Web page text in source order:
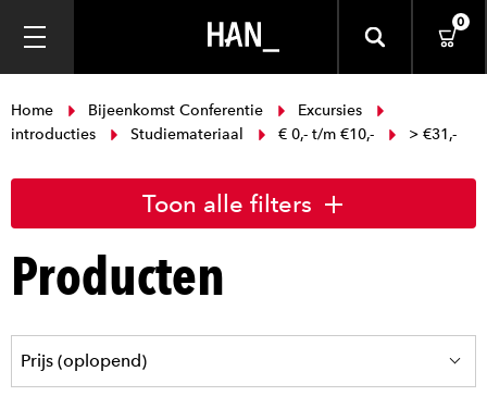
0
Home Bijeenkomst Conferentie
Excursies
introducties
Studiemateriaal € 0,- t/m €10,- > €31,-
Toon alle filters
Producten